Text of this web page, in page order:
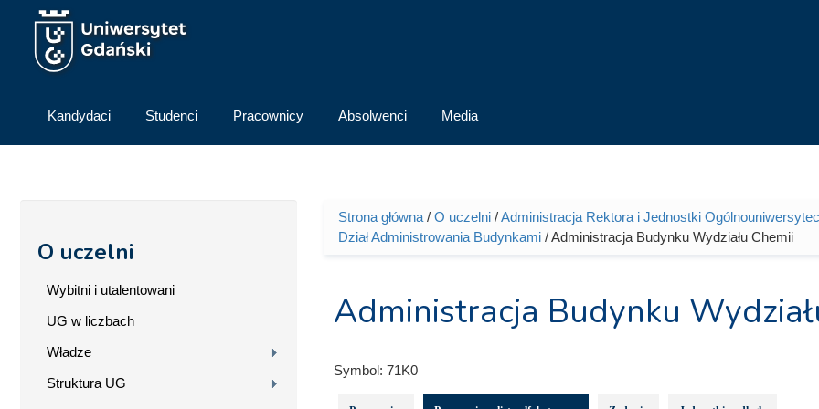
Przejdź do treści
Kandydaci Studenci Pracownicy Absolwenci Media
O uczelni
Wybitni i utalentowani
UG w liczbach
Władze
Struktura UG
Jesteś tutaj
Strona główna/ O uczelni/Administracja Rektora i Jednostki
Dział Administrowania Budynkami/ Administracja Budynku Wydziału Chemii
Administracja Budynku
Symbol: 71K0